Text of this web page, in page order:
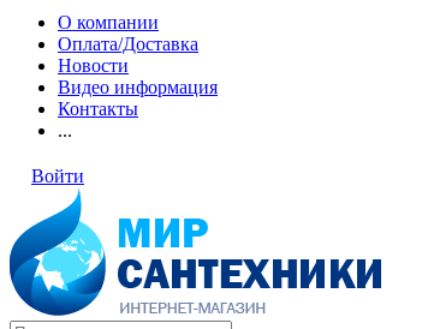
О компании
Оплата/Доставка
Новости
Видео информация
Контакты
...
Войти